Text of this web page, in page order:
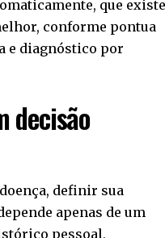
que
conforme pontua
e diagnóstico por
decisão
definir sua
apenas de um
pessoal,